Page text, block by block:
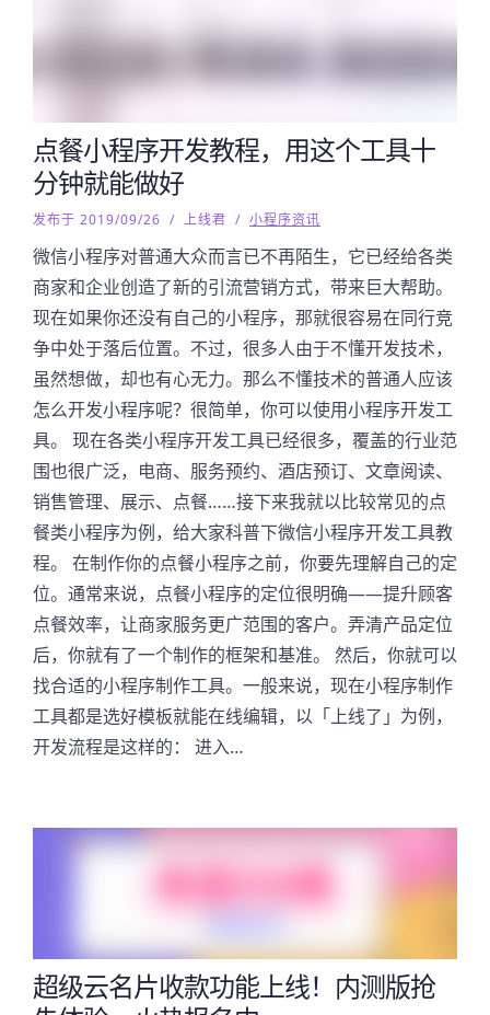
点餐小程序开发教程，用这个工具十
分钟就能做好
发布于 2019/09/26 / 上线君 / 小程序资讯
微信小程序对普通大众而言已不再陌生，它已经给各类
商家和企业创造了新的引流营销方式，带来巨大帮助。
现在如果你还没有自己的小程序，那就很容易在同行竞
争中处于落后位置。不过，很多人由于不懂开发技术，
虽然想做，却也有心无力。那么不懂技术的普通人应该
怎么开发小程序呢？很简单，你可以使用小程序开发工
具。 现在各类小程序开发工具已经很多，覆盖的行业范
围也很广泛，电商、服务预约、酒店预订、文章阅读、
销售管理、展示、点餐……接下来我就以比较常见的点
餐类小程序为例，给大家科普下微信小程序开发工具教
程。 在制作你的点餐小程序之前，你要先理解自己的定
位。通常来说，点餐小程序的定位很明确——提升顾客
点餐效率，让商家服务更广范围的客户。弄清产品定位
后，你就有了一个制作的框架和基准。 然后，你就可以
找合适的小程序制作工具。一般来说，现在小程序制作
工具都是选好模板就能在线编辑，以「上线了」为例，
开发流程是这样的： 进入…
超级云名片收款功能上线！内测版抢